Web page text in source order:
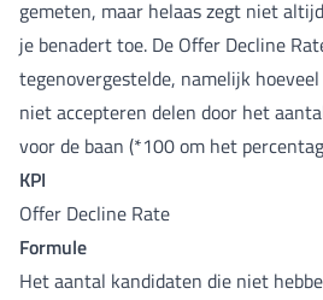
gemeten, maar helaas zegt niet
je benadert toe. De Offer Decline
tegenovergestelde, namelijk
niet accepteren delen door het
voor de baan (*100 om het
KPI
Offer Decline Rate
Formule
Het aantal kandidaten die niet